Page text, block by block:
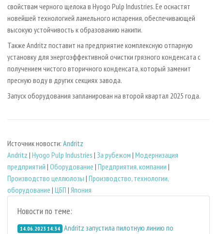
свойствам черного щелока в Hyogo Pulp Industries. Ее оснастят
новейшей технологией ламельного испарения, обеспечивающей
высокую устойчивость к образованию накипи.
Также Andritz поставит на предприятие комплексную отпарную
установку для энергоэффективной очистки грязного конденсата с
получением чистого вторичного конденсата, который заменит
пресную воду в других секциях завода.
Запуск оборудования запланирован на второй квартал 2025 года.
Источник новости: Andritz
Andritz | Hyogo Pulp Industries | За рубежом | Модернизация
предприятий | Оборудование | Предприятия, компании |
Производство целлюлозы | Производство, технологии,
оборудование | ЦБП | Япония
Новости по теме:
14.06.2023 14:34 Andritz запустила пилотную линию по